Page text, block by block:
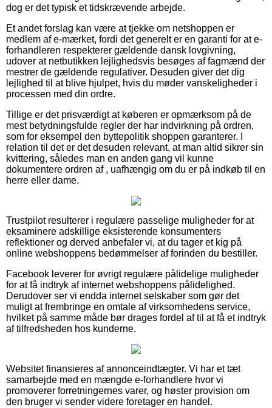
dog er det typisk et tidskrævende arbejde.
Et andet forslag kan være at tjekke om netshoppen er
medlem af e-mærket, fordi det generelt er en garanti for at e-
forhandleren respekterer gældende dansk lovgivning,
udover at netbutikken lejlighedsvis besøges af fagmænd der
mestrer de gældende regulativer. Desuden giver det dig
lejlighed til at blive hjulpet, hvis du møder vanskeligheder i
processen med din ordre.
Tillige er det prisværdigt at køberen er opmærksom på de
mest betydningsfulde regler der har indvirkning på ordren,
som for eksempel den byttepolitik shoppen garanterer. I
relation til det er det desuden relevant, at man altid sikrer sin
kvittering, således man en anden gang vil kunne
dokumentere ordren af , uafhængig om du er på indkøb til en
herre eller dame.
Trustpilot resulterer i regulære passelige muligheder for at
eksaminere adskillige eksisterende konsumenters
reflektioner og derved anbefaler vi, at du tager et kig på
online webshoppens bedømmelser af forinden du bestiller.
Facebook leverer for øvrigt regulære pålidelige muligheder
for at få indtryk af internet webshoppens pålidelighed.
Derudover ser vi endda internet selskaber som gør det
muligt at frembringe en omtale af virksomhedens service,
hvilket på samme måde bør drages fordel af til at få et indtryk
af tilfredsheden hos kunderne.
Websitet finansieres af annonceindtægter. Vi har et tæt
samarbejde med en mængde e-forhandlere hvor vi
promoverer forretningernes varer, og høster provision om
den bruger vi sender videre foretager en handel.